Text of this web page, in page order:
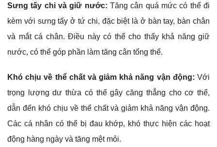
Sưng tấy chi và giữ nước: Tăng cân quá mức có thể đi
kèm với sưng tấy ở tứ chi, đặc biệt là ở bàn tay, bàn chân
và mắt cá chân. Điều này có thể cho thấy khả năng giữ
nước, có thể góp phần làm tăng cân tổng thể.
Khó chịu về thể chất và giảm khả năng vận động: Với
trọng lượng dư thừa có thể gây căng thẳng cho cơ thể,
dẫn đến khó chịu về thể chất và giảm khả năng vận động.
Các cá nhân có thể bị đau khớp, khó thực hiện các hoạt
động hàng ngày và tăng mệt mỏi.